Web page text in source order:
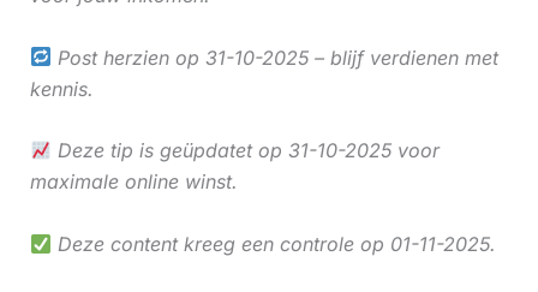
Post herzien op 31-10-2025 – blijf verdienen met
kennis.
Deze tip is geüpdatet op 31-10-2025 voor
maximale online winst.
Deze content kreeg een controle op 01-11-2025.